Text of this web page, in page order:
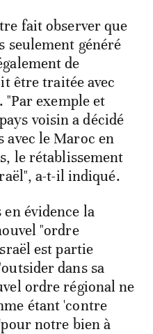
fait observer que
seulement généré
de
être traitée avec
exemple et
voisin a décidé
avec le Maroc en
le rétablissement
a-t-il indiqué.
évidence la
"ordre
est partie
dans sa
ordre régional ne
étant 'contre
notre bien à